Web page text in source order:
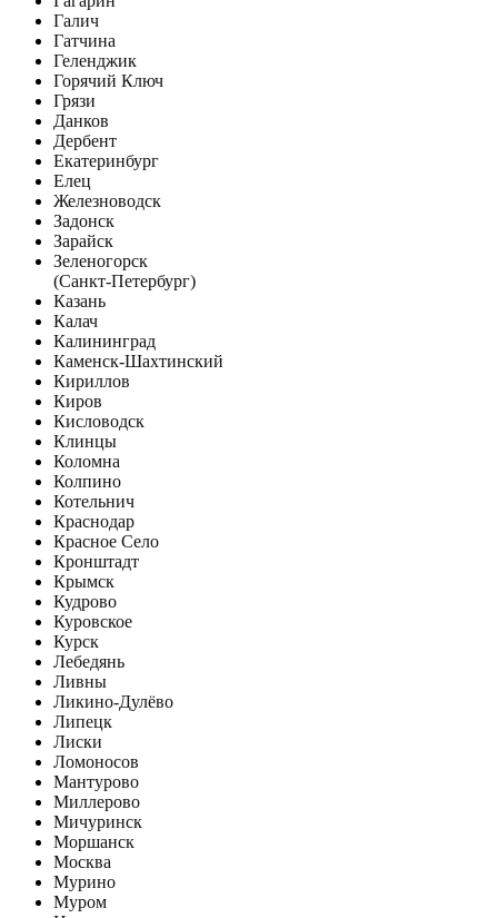
Галич
Гатчина
Геленджик
Горячий Ключ
Грязи
Данков
Дербент
Екатеринбург
Елец
Железноводск
Задонск
Зарайск
Зеленогорск
(Санкт-Петербург)
Казань
Калач
Калининград
Каменск-Шахтинский
Кириллов
Киров
Кисловодск
Клинцы
Коломна
Колпино
Котельнич
Краснодар
Красное Село
Кронштадт
Крымск
Кудрово
Куровское
Курск
Лебедянь
Ливны
Ликино-Дулёво
Липецк
Лиски
Ломоносов
Мантурово
Миллерово
Мичуринск
Моршанск
Москва
Мурино
Муром